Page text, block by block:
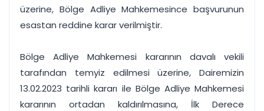
üzerine, Bölge Adliye Mahkemesince başvurunun
esastan reddine karar verilmiştir.
Bölge Adliye Mahkemesi kararının davalı vekili
tarafından temyiz edilmesi üzerine, Dairemizin
13.02.2023 tarihli kararı ile Bölge Adliye Mahkemesi
kararının ortadan kaldırılmasına, İlk Derece